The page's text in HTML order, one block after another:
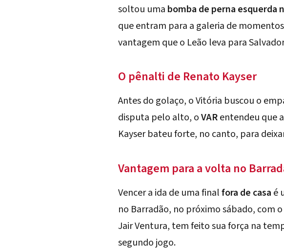
soltou uma bomba de perna esquerda
que entram para a galeria de
vantagem que o Leão leva para
O pênalti de Renato Kayser
Antes do golaço, o Vitória buscou o
disputa pelo alto, oVARentendeu que
Kayserbateu forte, no canto, para
Vantagem para a volta no
Vencer a ida de uma finalfora de casa é
no Barradão, no próximo sábado, com
Jair Ventura, tem feito sua força na
segundo jogo.